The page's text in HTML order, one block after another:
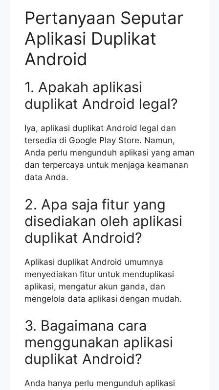
Pertanyaan Seputar
Aplikasi Duplikat
Android
1. Apakah aplikasi
duplikat Android legal?
Iya, aplikasi duplikat Android legal dan
tersedia di Google Play Store. Namun,
Anda perlu mengunduh aplikasi yang aman
dan terpercaya untuk menjaga keamanan
data Anda.
2. Apa saja fitur yang
disediakan oleh aplikasi
duplikat Android?
Aplikasi duplikat Android umumnya
menyediakan fitur untuk menduplikasi
aplikasi, mengatur akun ganda, dan
mengelola data aplikasi dengan mudah.
3. Bagaimana cara
menggunakan aplikasi
duplikat Android?
Anda hanya perlu mengunduh aplikasi